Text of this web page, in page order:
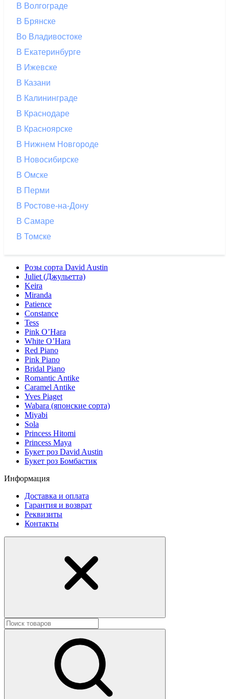
В Волгограде
В Брянске
Во Владивостоке
В Екатеринбурге
В Ижевске
В Казани
В Калининграде
В Краснодаре
В Красноярске
В Нижнем Новгороде
В Новосибирске
В Омске
В Перми
В Ростове-на-Дону
В Самаре
В Томске
Розы сорта David Austin
Juliet (Джульетта)
Keira
Miranda
Patience
Constance
Tess
Pink O’Hara
White O’Hara
Red Piano
Pink Piano
Bridal Piano
Romantic Antike
Caramel Antike
Yves Piaget
Wabara (японские сорта)
Miyabi
Sola
Princess Hitomi
Princess Maya
Букет роз David Austin
Букет роз Бомбастик
Информация
Доставка и оплата
Гарантия и возврат
Реквизиты
Контакты